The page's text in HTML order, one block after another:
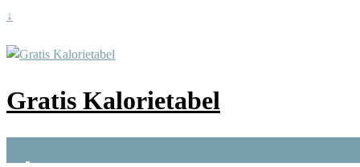
↓
Gratis Kalorietabel